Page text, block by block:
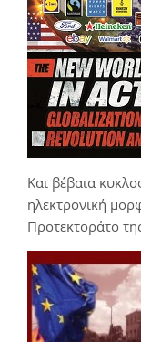
Και βέβαια
ηλεκτρονική
Προτεκτοράτο